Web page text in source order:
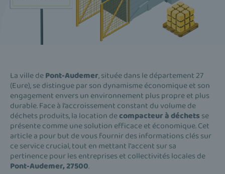
La ville dePont-Audemer, située dans le département 27
(Eure), se distingue par son dynamisme économique et son
engagement envers un environnement plus propre et plus
durable. Face à l’accroissement constant du volume de
déchets produits, la location decompacteur à déchets se
présente comme une solution efficace et économique. Cet
article a pour but de vous fournir des informations clés sur
ce service crucial, tout en mettant l'accent sur sa
pertinence pour les entreprises et collectivités locales de
Pont-Audemer, 27500.